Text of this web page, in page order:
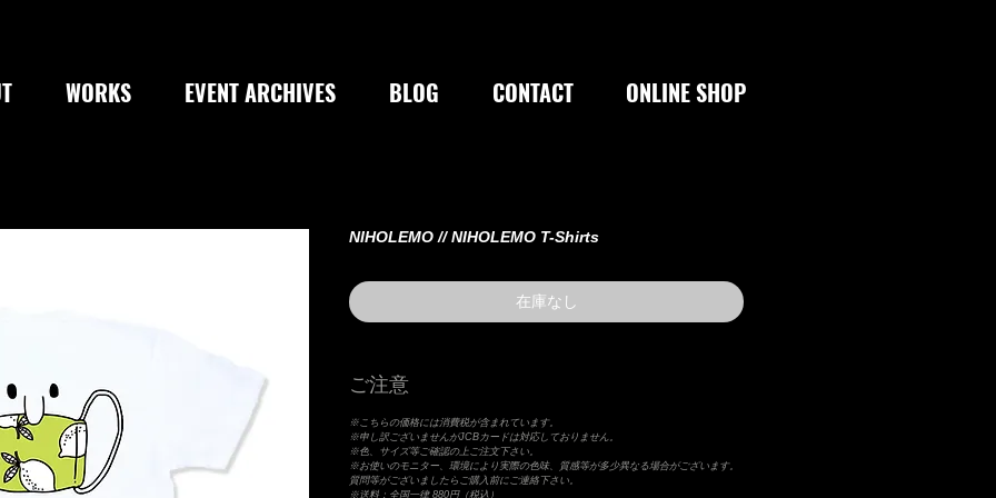
WORKS EVENT ARCHIVES BLOG CONTACT ONLINE SHOP
NIHOLEMO // NIHOLEMO T-Shirts
在庫なし
ご注意
※こちらの価格には消費税が含まれています。
※申し訳ございませんがJCBカードは対応しておりません。
※色、サイズ等ご確認の上ご注文下さい。
※お使いのモニター、環境により実際の色味、質感等が多少異なる場合がございます。
質問等がございましたらご購入前にご連絡下さい。
※送料：全国一律 880円（税込）